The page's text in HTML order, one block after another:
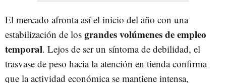
El mercado afronta así el inicio del año con una
estabilización de los grandes volúmenes de empleo
temporal. Lejos de ser un síntoma de debilidad, el
trasvase de peso hacia la atención en tienda confirma
que la actividad económica se mantiene intensa,